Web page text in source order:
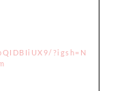
?igsh=N